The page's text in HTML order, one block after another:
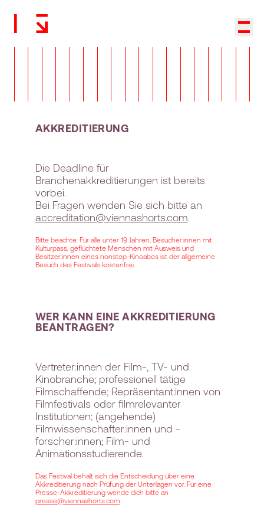
Zurück zur Startseite
AKKREDITIERUNG
Die Deadline für
Branchenakkreditierungen ist bereits
vorbei.
Bei Fragen wenden Sie sich bitte an
accreditation@viennashorts.com.
Bitte beachte: Für alle unter 19 Jahren, Besucher:innen mit
Kulturpass, geflüchtete Menschen mit Ausweis und
Besitzer:innen eines nonstop-Kinoabos ist der allgemeine
Besuch des Festivals kostenfrei.
WER KANN EINE AKKREDITIERUNG
BEANTRAGEN?
Vertreter:innen der Film-, TV- und
Kinobranche; professionell tätige
Filmschaffende; Repräsentant:innen von
Filmfestivals oder filmrelevanter
Institutionen; (angehende)
Filmwissenschafter:innen und -
forscher:innen; Film- und
Animationsstudierende.
Das Festival behält sich die Entscheidung über eine
Akkreditierung nach Prüfung der Unterlagen vor. Für eine
Presse-Akkreditierung wende dich bitte an
presse@viennashorts.com